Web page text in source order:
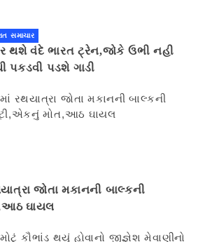
સમાચાર
થશે વંદે ભારત ટ્રેન,જોકે ઉભી નહી
પડશે ગાડી
જોતા મકાનની બાલ્કની
ઘાયલ